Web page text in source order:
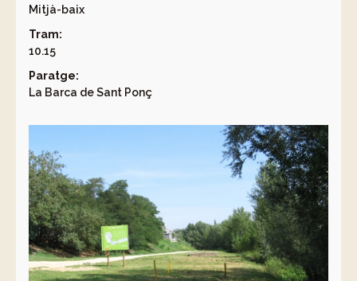
Mitjà-baix
Tram:
10.15
Paratge:
La Barca de Sant Ponç